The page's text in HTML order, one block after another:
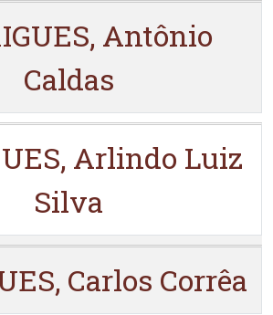
Antônio
Caldas
Arlindo Luiz
Silva
Carlos Corrêa